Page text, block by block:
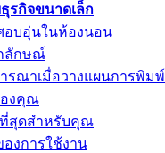
รกิจขนาดเล็ก
อบอุ่นในห้องนอน
ลักษณ์
รณาเมื่อวางแผนการพิมพ์
องคุณ
ที่สุดสำหรับคุณ
งการใช้งาน